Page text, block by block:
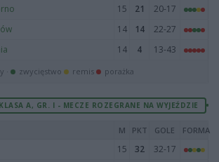
15 21
20-17
14 14
22-27
14 4 13-43
· zwycięstwo remis porażka
A, GR. I - MECZE ROZEGRANE NA WYJEŹDZIE
M PKT GOLE FORMA
15 32 32-17